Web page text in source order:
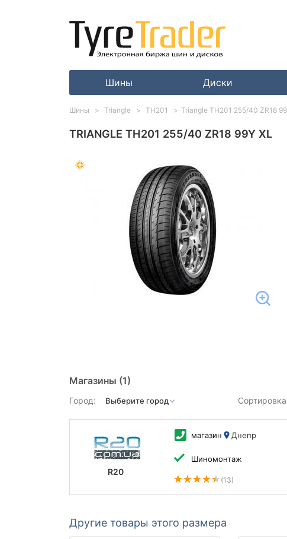
Шины Диски
TRIANGLE TH201 255/40 ZR18 99Y XL
Магазины (1)
Город:
R20
магазин Днепр
Шиномонтаж
(13)
Другие товары этого размера
Шины Triangle TH201 Triangle TH201 255/40 ZR18